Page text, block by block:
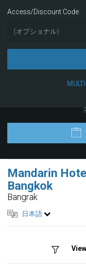
Access/Discount Code
Mandarin Hotel
Bangkok
Bangrak
日本語